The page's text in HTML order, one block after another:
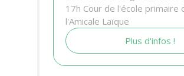
17h Cour de l'école primaire
l'Amicale Laïque
Plus d'infos !